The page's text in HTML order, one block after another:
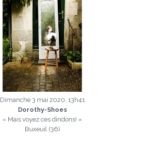
Dimanche 3 mai 2020, 13h41
Dorothy-Shoes
« Mais voyez ces dindons! »
Buxeuil (36)